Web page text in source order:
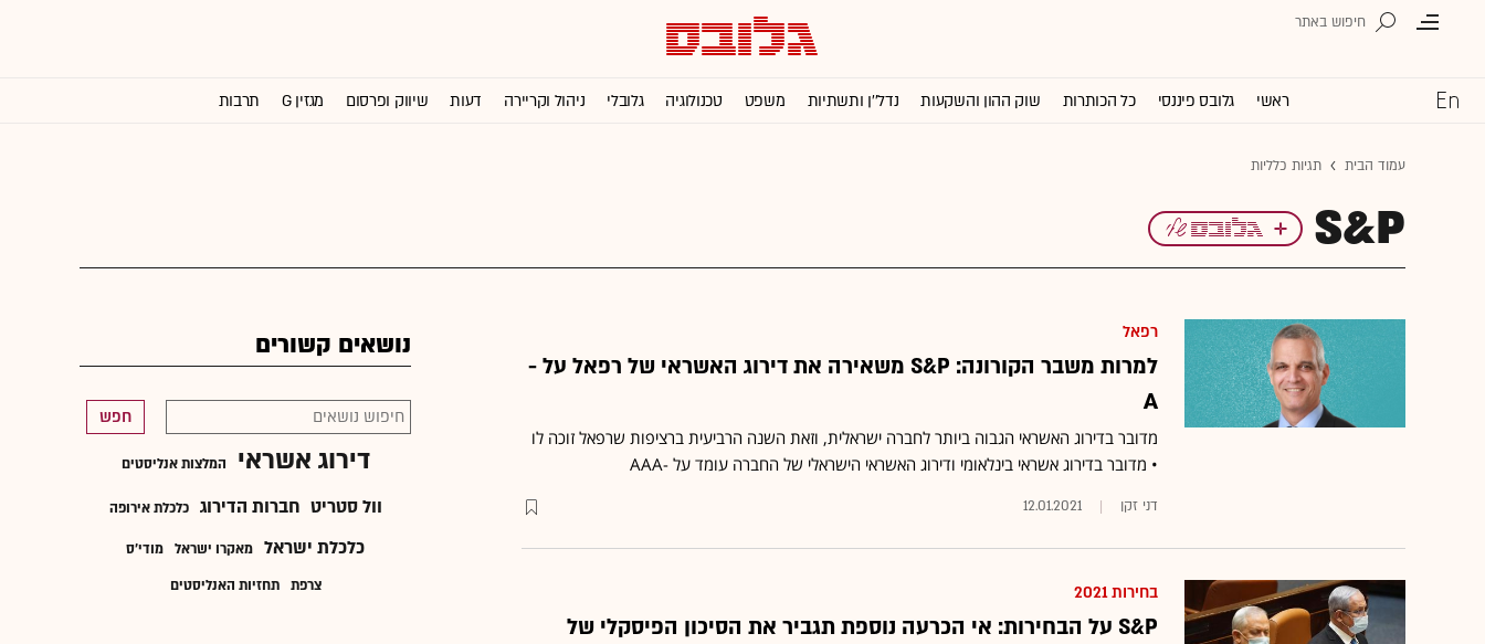
ראשי גלובס פיננסי כל הכותרות שוק ההון והשקעות נדל''ן ותשתיות משפט טכנולוגיה גלובלי ניהול וקריירה דעות שיווק ופרסום מגזין G תרבות
עמוד הבית תגיות כלליות
S&P
רפאל
למרות משבר הקורונה: S&P משאירה את דירוג האשראי של רפאל על -
A
מדובר בדירוג האשראי הגבוה ביותר לחברה ישראלית, וזאת השנה הרביעית ברציפות שרפאל זוכה לו
• מדובר בדירוג אשראי בינלאומי ודירוג האשראי הישראלי של החברה עומד על -AAA
דני זקן 12.01.2021
בחירות 2021
S&P על הבחירות: אי הכרעה נוספת תגביר את הסיכון הפיסקלי של
נושאים קשורים
חפש
דירוג אשראי המלצות אנליסטים
וול סטריט חברות הדירוג כלכלת אירופה
כלכלת ישראל מאקרו ישראל מודי'ס
צרפת תחזיות האנליסטים